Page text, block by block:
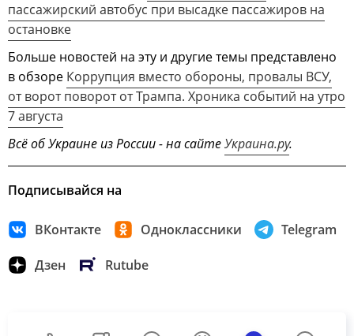
пассажирский автобус при высадке пассажиров на
остановке
Больше новостей на эту и другие темы представлено
в обзоре Коррупция вместо обороны, провалы ВСУ,
от ворот поворот от Трампа. Хроника событий на утро
7 августа
Всё об Украине из России - на сайтеУкраина.ру.
Подписывайся на
ВКонтакте Одноклассники Telegram
Дзен Rutube